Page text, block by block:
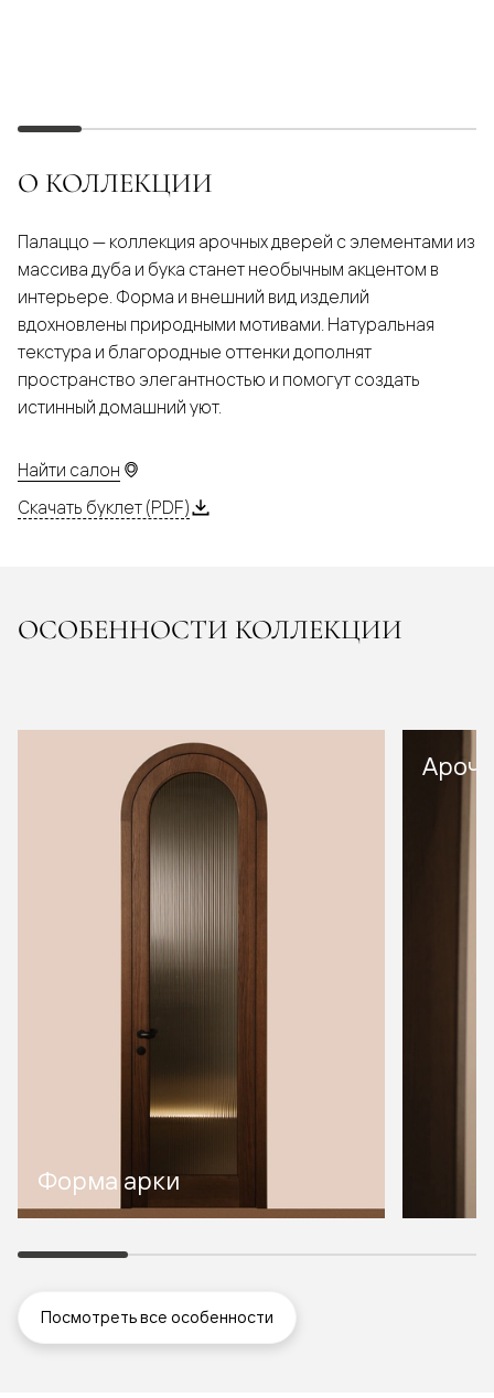
О КОЛЛЕКЦИИ
Палаццо — коллекция арочных дверей с элементами из
массива дуба и бука станет необычным акцентом в
интерьере. Форма и внешний вид изделий
вдохновлены природными мотивами. Натуральная
текстура и благородные оттенки дополнят
пространство элегантностью и помогут создать
истинный домашний уют.
Найти салон
Скачать буклет (PDF)
ОСОБЕННОСТИ КОЛЛЕКЦИИ
Форма арки
Посмотреть все особенности